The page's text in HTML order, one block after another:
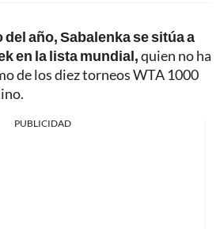
año, Sabalenka se sitúa a
en la lista mundial,quien no ha
de los diez torneos WTA 1000
PUBLICIDAD